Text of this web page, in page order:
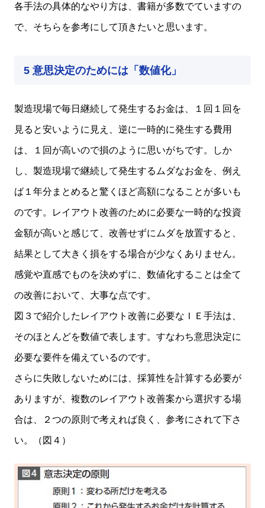
各手法の具体的なやり方は、書籍が多数でていますの
で、そちらを参考にして頂きたいと思います。
5 意思決定のためには「数値化」
製造現場で毎日継続して発生するお金は、１回１回を
見ると安いように見え、逆に一時的に発生する費用
は、１回が高いので損のように思いがちです。しか
し、製造現場で継続して発生するムダなお金を、例え
ば１年分まとめると驚くほど高額になることが多いも
のです。レイアウト改善のために必要な一時的な投資
金額が高いと感じて、改善せずにムダを放置すると、
結果として大きく損をする場合が少なくありません。
感覚や直感でものを決めずに、数値化することは全て
の改善において、大事な点です。
図３で紹介したレイアウト改善に必要なＩＥ手法は、
そのほとんどを数値で表します。すなわち意思決定に
必要な要件を備えているのです。
さらに失敗しないためには、採算性を計算する必要が
ありますが、複数のレイアウト改善案から選択する場
合は、２つの原則で考えれば良く、参考にされて下さ
い。（図４）